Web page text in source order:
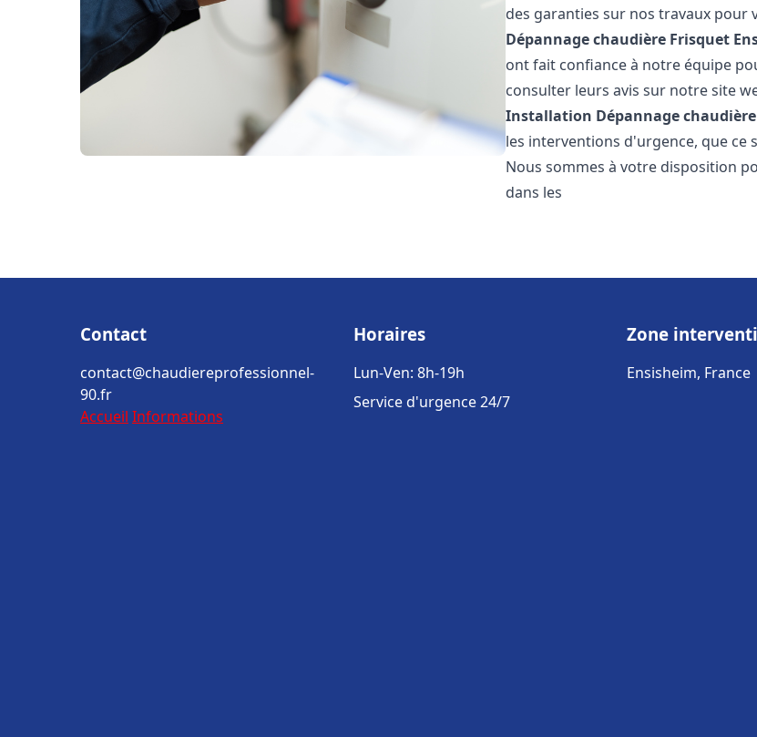
des garanties sur nos travaux
Dépannage chaudière Frisquet
ont fait confiance à notre équipe
consulter leurs avis sur notre site
Installation Dépannage
les interventions d'urgence, que ce
Nous sommes à votre disposition
dans les
Contact
contact@chaudiereprofessionnel-
90.fr
Accueil Informations
Horaires
Lun-Ven: 8h-19h
Service d'urgence 24/7
Zone
Ensisheim, France